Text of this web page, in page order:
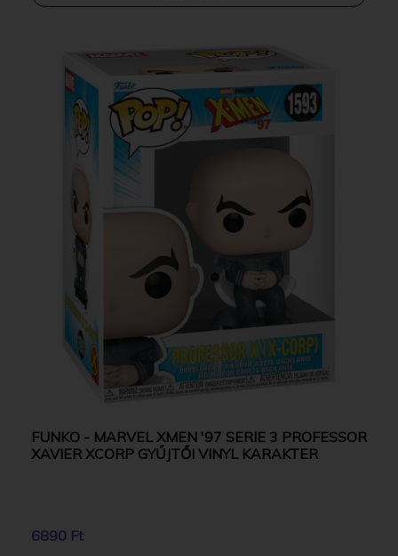
FUNKO - MARVEL XMEN '97 SERIE 3 PROFESSOR
XAVIER XCORP GYŰJTŐI VINYL KARAKTER
6890 Ft